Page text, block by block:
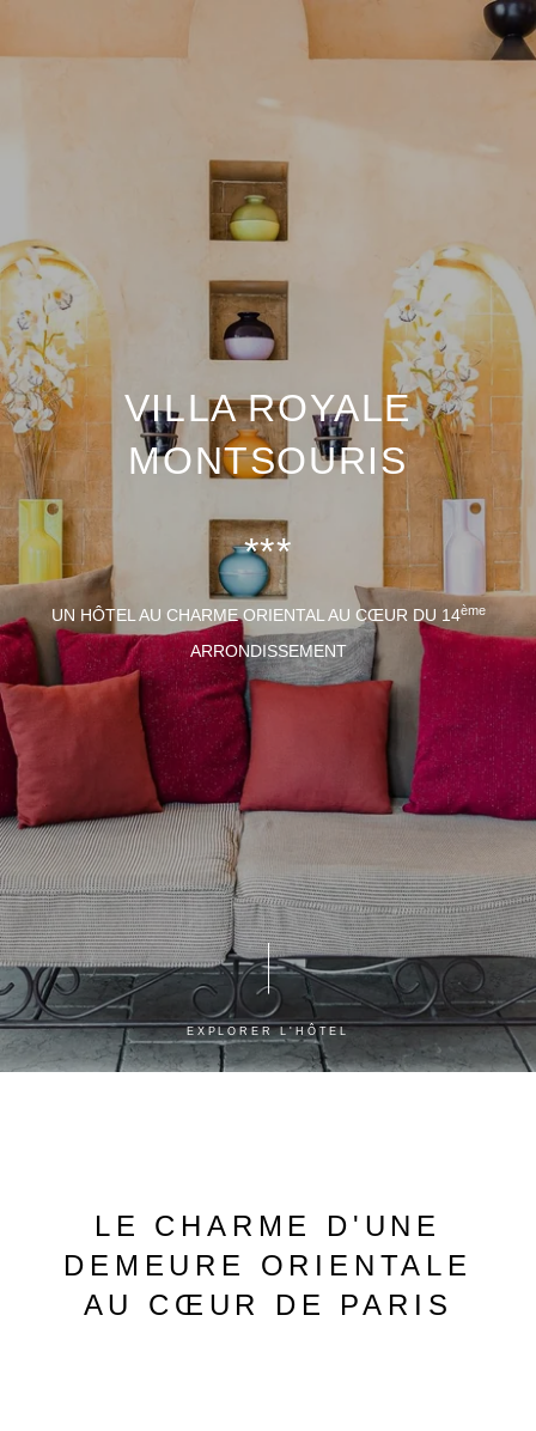
VILLA ROYALE
MONTSOURIS
***
UN HÔTEL AU CHARME ORIENTAL AU CŒUR DU 14ème
ARRONDISSEMENT
EXPLORER L'HÔTEL
LE CHARME D'UNE
DEMEURE ORIENTALE
AU CŒUR DE PARIS